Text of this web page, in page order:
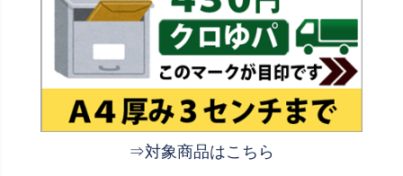
⇒対象商品はこちら